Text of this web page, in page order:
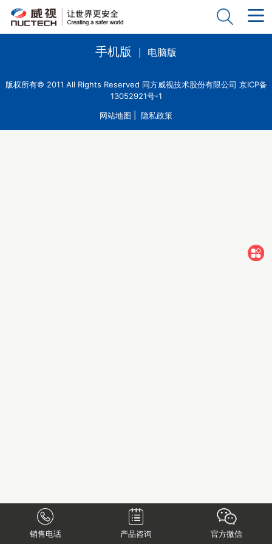
手机版 电脑版
版权所有© 2011 All Rights Reserved 同方威视技术股份有限公司 京ICP备
13052921号-1
网站地图 隐私政策
销售电话 产品咨询 官方微信